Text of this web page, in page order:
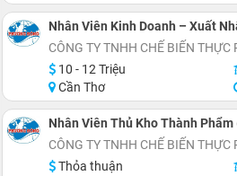
10 - 12 Triệu
Cần Thơ
Nhân Viên Thủ Kho Thành
Thỏa thuận